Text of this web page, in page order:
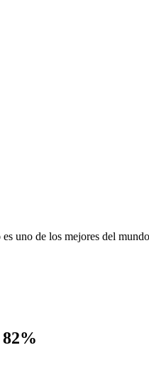
uno de los mejores del